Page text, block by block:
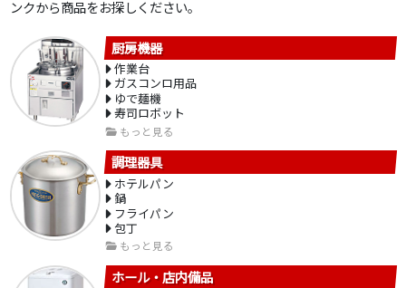
ンクから商品をお探しください。
厨房機器
作業台
ガスコンロ用品
ゆで麺機
寿司ロボット
もっと見る
調理器具
ホテルパン
鍋
フライパン
包丁
もっと見る
ホール・店内備品